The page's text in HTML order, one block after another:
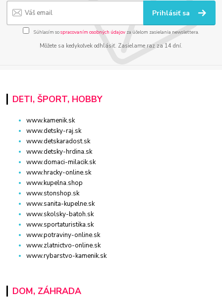
Prihlásiť sa
Súhlasím sospracovaním osobných údajov za účelom zasielania newslettera.
Môžete sa kedykoľvek odhlásiť. Zasielame raz za 14 dní.
DETI, ŠPORT, HOBBY
www.kamenik.sk
www.detsky-raj.sk
www.detskaradost.sk
www.detsky-hrdina.sk
www.domaci-milacik.sk
www.hracky-online.sk
www.kupelna.shop
www.stonshop.sk
www.sanita-kupelne.sk
www.skolsky-batoh.sk
www.sportaturistika.sk
www.potraviny-online.sk
www.zlatnictvo-online.sk
www.rybarstvo-kamenik.sk
DOM, ZÁHRADA